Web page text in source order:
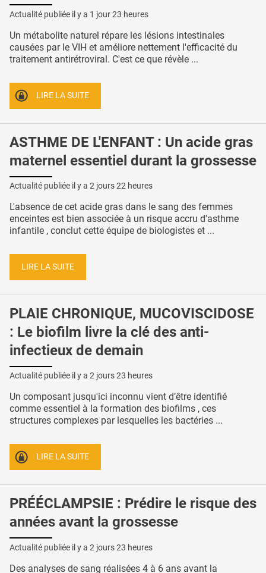
Actualité publiée il y a 1 jour 23 heures
Un métabolite naturel répare les lésions intestinales
causées par le VIH et améliore nettement l'efficacité du
traitement antirétroviral. C'est ce que révèle ...
LIRE LA SUITE
ASTHME DE L'ENFANT : Un acide gras
maternel essentiel durant la grossesse
Actualité publiée il y a 2 jours 22 heures
L'absence de cet acide gras dans le sang des femmes
enceintes est bien associée à un risque accru d'asthme
infantile , conclut cette équipe de biologistes et ...
LIRE LA SUITE
PLAIE CHRONIQUE, MUCOVISCIDOSE
: Le biofilm livre la clé des anti-
infectieux de demain
Actualité publiée il y a 2 jours 23 heures
Un composant jusqu'ici inconnu vient d’être identifié
comme essentiel à la formation des biofilms , ces
structures complexes par lesquelles les bactéries ...
LIRE LA SUITE
PRÉÉCLAMPSIE : Prédire le risque des
années avant la grossesse
Actualité publiée il y a 2 jours 23 heures
Des analyses de sang réalisées 4 à 6 ans avant la